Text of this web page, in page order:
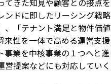
きた知見や顧客との接点を
ンドに即したリーシング戦略
、「テナント満足と物件価値
来性を一体で高める運営支援
業を中核事業の１つへと進
提案などにも対応していく